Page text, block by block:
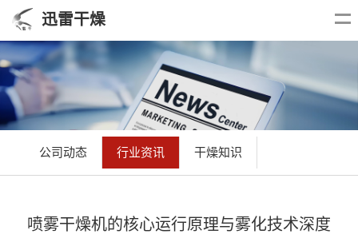
迅雷干燥
公司动态 行业资讯 干燥知识
喷雾干燥机的核心运行原理与雾化技术深度